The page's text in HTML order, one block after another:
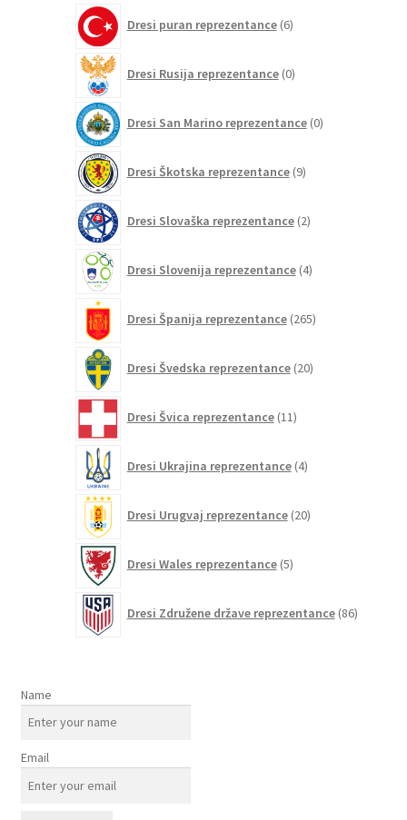
Dresi puran reprezentance 6izdelkov
Dresi Rusija reprezentance 0izdelkov
Dresi San Marino reprezentance 0izdelkov
Dresi Škotska reprezentance 9izdelkov
Dresi Slovaška reprezentance 2izdelka
Dresi Slovenija reprezentance 4izdelki
Dresi Španija reprezentance 265izdelkov
Dresi Švedska reprezentance 20izdelkov
Dresi Švica reprezentance 11izdelkov
Dresi Ukrajina reprezentance 4izdelki
Dresi Urugvaj reprezentance 20izdelkov
Dresi Wales reprezentance 5izdelkov
Dresi Združene države reprezentance 86izdelkov
Name
Email